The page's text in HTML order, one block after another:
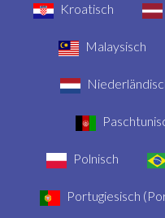
Kroatisch
Malaysisch
Polnisch
Portugiesisch